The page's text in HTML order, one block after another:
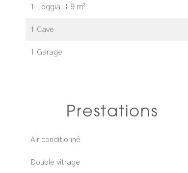
1 Loggia 9 m²
1 Cave
1 Garage
Prestations
Air conditionné
Double vitrage